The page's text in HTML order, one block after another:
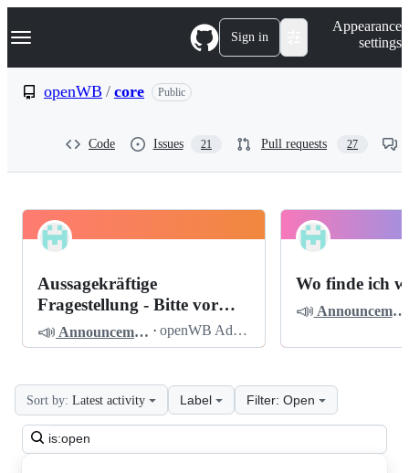
k
p
Navigation Menu Sign in
Appearance
settings
openWB / core Public
Code Issues 21 Pull requests 27
openWB
Discussions
Pinned
Aussagekräftige
Fragestellung - Bitte vor
dem Posten lesen
📣 Announcements · openWB Admin
Wo finde ich
📣 Announcements
Search
all
Sort by: Latest activity Label Filter: Open